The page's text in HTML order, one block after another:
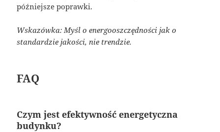
późniejsze poprawki.
Wskazówka: Myśl o energooszczędności jak o
standardzie jakości, nie trendzie.
FAQ
Czym jest efektywność energetyczna
budynku?